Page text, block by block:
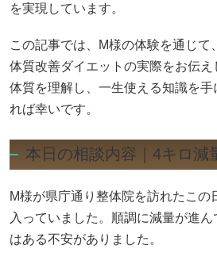
を実現しています。
この記事では、M様の体験を通じて
体質改善ダイエットの実際をお伝
体質を理解し、一生使える知識を
れば幸いです。
本日の相談内容｜4キロ減
M様が県庁通り整体院を訪れたこの
入っていました。順調に減量が進
はある不安がありました。